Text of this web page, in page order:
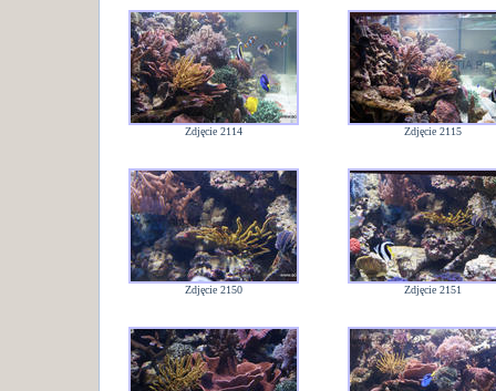
Zdjęcie 2114 Zdjęcie 2115
Zdjęcie 2150 Zdjęcie 2151